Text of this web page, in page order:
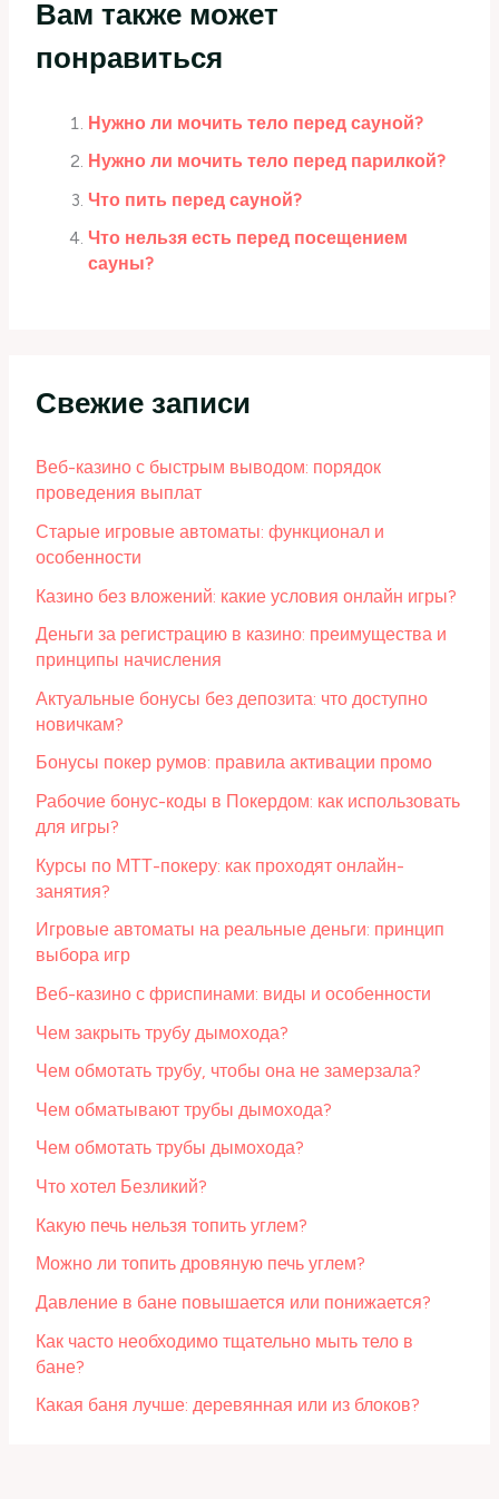
Вам также может
понравиться
Нужно ли мочить тело перед сауной?
Нужно ли мочить тело перед парилкой?
Что пить перед сауной?
Что нельзя есть перед посещением
сауны?
Свежие записи
Веб-казино с быстрым выводом: порядок
проведения выплат
Старые игровые автоматы: функционал и
особенности
Казино без вложений: какие условия онлайн игры?
Деньги за регистрацию в казино: преимущества и
принципы начисления
Актуальные бонусы без депозита: что доступно
новичкам?
Бонусы покер румов: правила активации промо
Рабочие бонус-коды в Покердом: как использовать
для игры?
Курсы по МТТ-покеру: как проходят онлайн-
занятия?
Игровые автоматы на реальные деньги: принцип
выбора игр
Веб-казино с фриспинами: виды и особенности
Чем закрыть трубу дымохода?
Чем обмотать трубу, чтобы она не замерзала?
Чем обматывают трубы дымохода?
Чем обмотать трубы дымохода?
Что хотел Безликий?
Какую печь нельзя топить углем?
Можно ли топить дровяную печь углем?
Давление в бане повышается или понижается?
Как часто необходимо тщательно мыть тело в
бане?
Какая баня лучше: деревянная или из блоков?